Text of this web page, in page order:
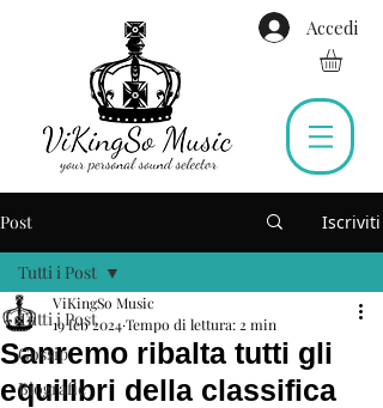
Accedi
Post Iscriviti
Tutti i Post
Gossip
Biografie
Tutti i Post
Sanremo ribalta tutti gli
equilibri della classifica
ViKingSo Music
19 feb 2024Tempo di lettura: 2 min